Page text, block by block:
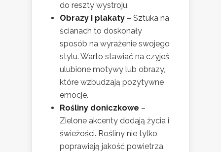
do reszty wystroju.
Obrazy i plakaty – Sztuka na
ścianach to doskonały
sposób na wyrażenie swojego
stylu. Warto stawiać na czyjeś
ulubione motywy lub obrazy,
które wzbudzają pozytywne
emocje.
Rośliny doniczkowe –
Zielone akcenty dodają życia i
świeżości. Rośliny nie tylko
poprawiają jakość powietrza,